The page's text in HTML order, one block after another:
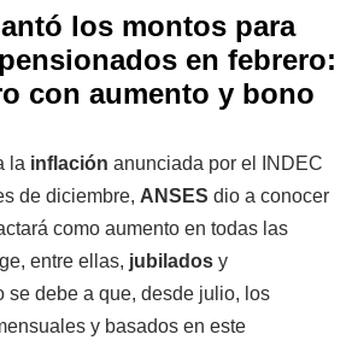
los montos para
en febrero:
con aumento y bono
la inflación anunciada por el INDEC
de diciembre, ANSES dio a conocer
como aumento en todas las
entre ellas, jubilados y
se debe a que, desde julio, los
y basados en este